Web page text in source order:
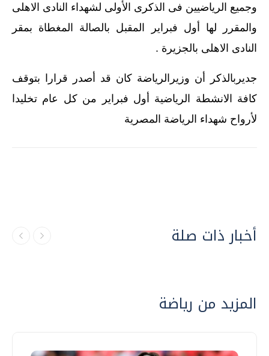
وجميع الرياضيين فى الذكرى الأولى لشهداء النادى الاهلى
والمقرر لها أول فبراير المقبل بالصالة المغطاة بمقر
النادى الاهلى بالجزيرة .
جديربالذكر أن وزيرالرياضة كان قد أصدر قرارا بتوقف
كافة الانشطة الرياضية أول فبراير من كل عام تخليدا
لأرواح شهداء الرياضة المصرية
أخبار ذات صلة
المزيد من رياضة